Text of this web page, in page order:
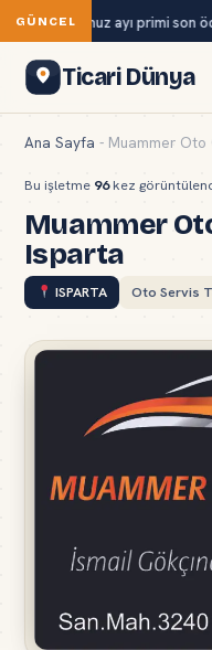
GÜNCEL
Kur temmuz ayı primi son
Ticari Dünya
Ana Sayfa - Muammer Oto
Bu işletme 96kez
Muammer
Isparta
ISPARTA Oto Servis